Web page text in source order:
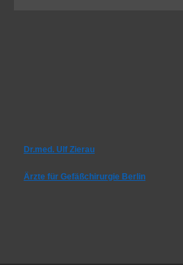
Dr.med. Ulf Zierau
Ärzte für Gefäßchirurgie Berlin